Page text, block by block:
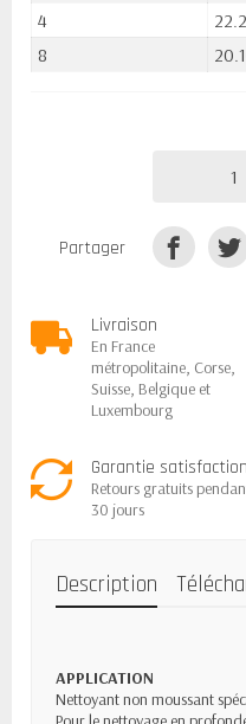
4
8
Partager
Livraison
En France
métropolitaine, Corse,
Suisse, Belgique et
Luxembourg
Garantie satisfaction
Retours gratuits
30 jours
Description
APPLICATION
Nettoyant non moussant